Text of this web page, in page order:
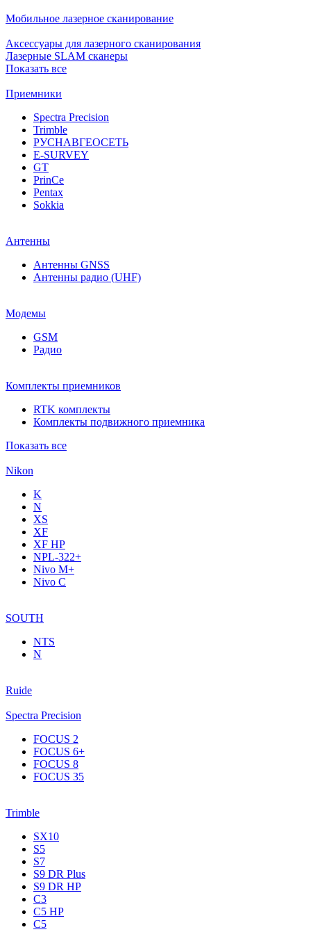
Мобильное лазерное сканирование
Аксессуары для лазерного сканирования
Лазерные SLAM сканеры
Показать все
Приемники
Spectra Precision
Trimble
РУСНАВГЕОСЕТЬ
E-SURVEY
GT
PrinCe
Pentax
Sokkia
Антенны
Антенны GNSS
Антенны радио (UHF)
Модемы
GSM
Радио
Комплекты приемников
RTK комплекты
Комплекты подвижного приемника
Показать все
Nikon
K
N
XS
XF
XF НР
NPL-322+
Nivo M+
Nivo C
SOUTH
NTS
N
Ruide
Spectra Precision
FOCUS 2
FOCUS 6+
FOCUS 8
FOCUS 35
Trimble
SX10
S5
S7
S9 DR Plus
S9 DR HP
C3
С5 НР
C5